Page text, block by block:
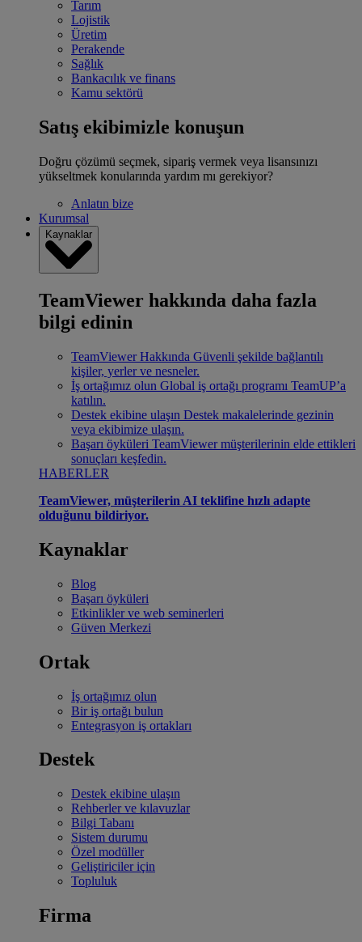
Tarım
Lojistik
Üretim
Perakende
Sağlık
Bankacılık ve finans
Kamu sektörü
Satış ekibimizle konuşun
Doğru çözümü seçmek, sipariş vermek veya lisansınızı
yükseltmek konularında yardım mı gerekiyor?
Anlatın bize
Kurumsal
Kaynaklar
TeamViewer hakkında daha fazla
bilgi edinin
TeamViewer Hakkında Güvenli şekilde bağlantılı
kişiler, yerler ve nesneler.
İş ortağımız olun Global iş ortağı programı TeamUP’a
katılın.
Destek ekibine ulaşın Destek makalelerinde gezinin
veya ekibimize ulaşın.
Başarı öyküleri TeamViewer müşterilerinin elde ettikleri
sonuçları keşfedin.
HABERLER
TeamViewer, müşterilerin AI teklifine hızlı adapte
olduğunu bildiriyor.
Kaynaklar
Blog
Başarı öyküleri
Etkinlikler ve web seminerleri
Güven Merkezi
Ortak
İş ortağımız olun
Bir iş ortağı bulun
Entegrasyon iş ortakları
Destek
Destek ekibine ulaşın
Rehberler ve kılavuzlar
Bilgi Tabanı
Sistem durumu
Özel modüller
Geliştiriciler için
Topluluk
Firma